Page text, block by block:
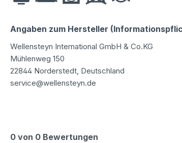
Angaben zum Hersteller
Wellensteyn International GmbH & Co.KG
Mühlenweg 150
22844 Norderstedt, Deutschland
service@wellensteyn.de
0 von 0 Bewertungen